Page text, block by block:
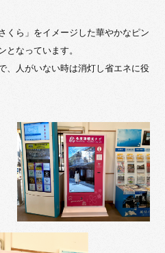
くら」をイメージした華やかなピン
となっています。
、人がいない時は消灯し省エネに役